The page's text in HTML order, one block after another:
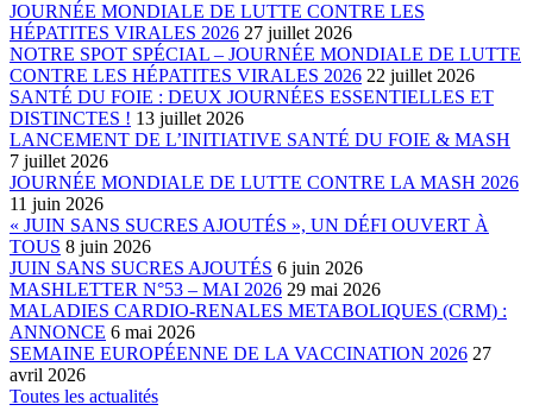
JOURNÉE MONDIALE DE LUTTE CONTRE LES
HÉPATITES VIRALES 2026 27 juillet 2026
NOTRE SPOT SPÉCIAL – JOURNÉE MONDIALE DE LUTTE
CONTRE LES HÉPATITES VIRALES 2026 22 juillet 2026
SANTÉ DU FOIE : DEUX JOURNÉES ESSENTIELLES ET
DISTINCTES ! 13 juillet 2026
LANCEMENT DE L’INITIATIVE SANTÉ DU FOIE & MASH
7 juillet 2026
JOURNÉE MONDIALE DE LUTTE CONTRE LA MASH 2026
11 juin 2026
« JUIN SANS SUCRES AJOUTÉS », UN DÉFI OUVERT À
TOUS 8 juin 2026
JUIN SANS SUCRES AJOUTÉS 6 juin 2026
MASHLETTER N°53 – MAI 2026 29 mai 2026
MALADIES CARDIO-RENALES METABOLIQUES (CRM) :
ANNONCE 6 mai 2026
SEMAINE EUROPÉENNE DE LA VACCINATION 2026 27
avril 2026
Toutes les actualités